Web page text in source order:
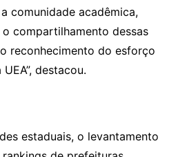
comunidade acadêmica,
compartilhamento dessas
reconhecimento do esforço
destacou.
estaduais, o levantamento